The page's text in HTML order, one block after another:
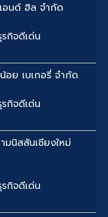
อนด์ ฮิล จำกัด
กิจดีเด่น
อย เบเกอรี่ จำกัด
กิจดีเด่น
มนิสสันเชียงใหม่
กิจดีเด่น